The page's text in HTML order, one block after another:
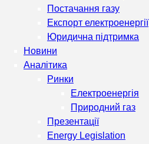
Постачання газу
Експорт електроенергії
Юридична підтримка
Новини
Аналітика
Ринки
Електроенергія
Природний газ
Презентації
Energy Legislation